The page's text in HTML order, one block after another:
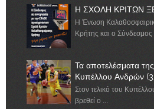
Η ΣΧΟΛΗ ΚΡΙΤΩΝ
Η Ένωση
Κρήτης και ο Σύνδεσμος
Τα αποτελέσματα
Κυπέλλου Ανδρών
Στον τελικό του
βρεθεί ο ...